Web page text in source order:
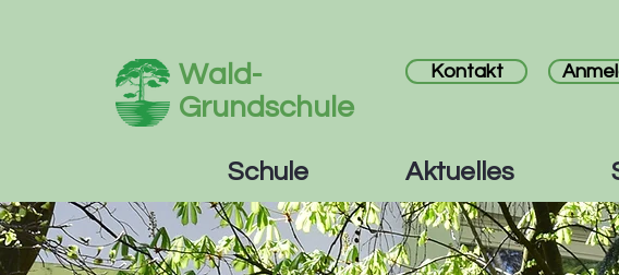
Wald-
Grundschule
Kontakt
Schule Aktuelles